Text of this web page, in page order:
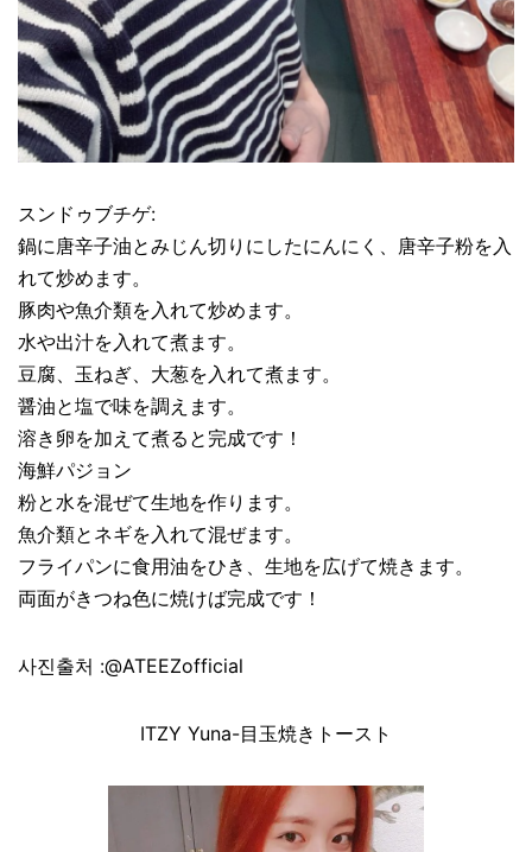
スンドゥブチゲ:
鍋に唐辛子油とみじん切りにしたにんにく、唐辛子粉を入
れて炒めます。
豚肉や魚介類を入れて炒めます。
水や出汁を入れて煮ます。
豆腐、玉ねぎ、大葱を入れて煮ます。
醤油と塩で味を調えます。
溶き卵を加えて煮ると完成です！
海鮮パジョン
粉と水を混ぜて生地を作ります。
魚介類とネギを入れて混ぜます。
フライパンに食用油をひき、生地を広げて焼きます。
両面がきつね色に焼けば完成です！
사진출처 :@ATEEZofficial
ITZY Yuna-目玉焼きトースト